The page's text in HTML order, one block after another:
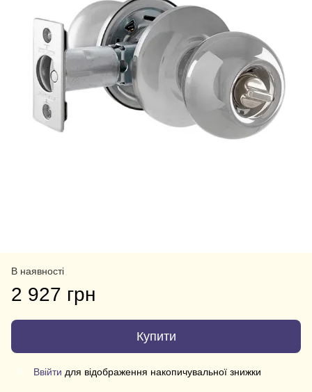
В наявності
2 927 грн
Купити
Ввійти для відображення накопичувальної знижки